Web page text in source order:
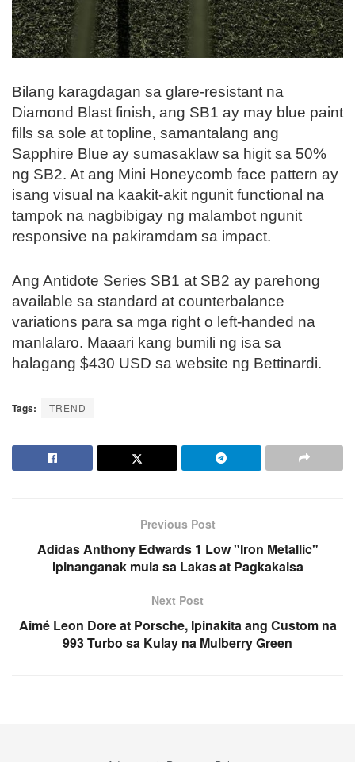
Bilang karagdagan sa glare-resistant na
Diamond Blast finish, ang SB1 ay may blue paint
fills sa sole at topline, samantalang ang
Sapphire Blue ay sumasaklaw sa higit sa 50%
ng SB2. At ang Mini Honeycomb face pattern ay
isang visual na kaakit-akit ngunit functional na
tampok na nagbibigay ng malambot ngunit
responsive na pakiramdam sa impact.
Ang Antidote Series SB1 at SB2 ay parehong
available sa standard at counterbalance
variations para sa mga right o left-handed na
manlalaro. Maaari kang bumili ng isa sa
halagang $430 USD sa website ng Bettinardi.
Tags: TREND
Previous Post
Adidas Anthony Edwards 1 Low "Iron Metallic"
Ipinanganak mula sa Lakas at Pagkakaisa
Next Post
Aimé Leon Dore at Porsche, Ipinakita ang Custom na
993 Turbo sa Kulay na Mulberry Green